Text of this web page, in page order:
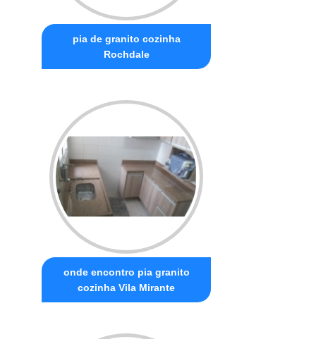
pia de granito cozinha
Rochdale
onde encontro pia granito
cozinha Vila Mirante